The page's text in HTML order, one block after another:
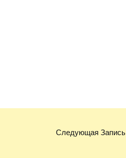
Следующая Запись